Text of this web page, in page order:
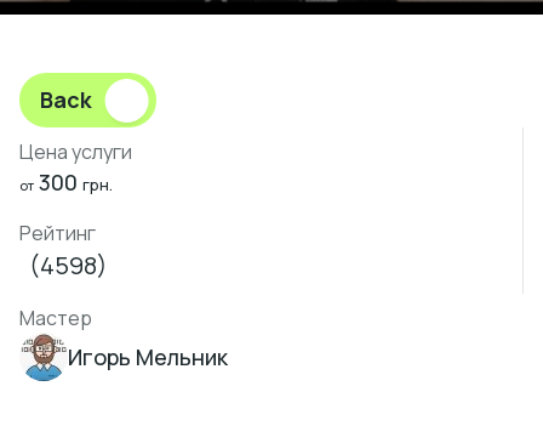
Back
Цена услуги
от 300 грн.
Рейтинг
(4598)
Мастер
Игорь Мельник